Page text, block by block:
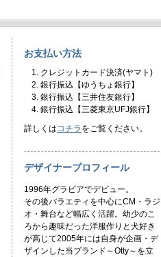
お支払い方法
クレジットカード決済(ヤマト)
銀行振込【ゆうちょ銀行】
銀行振込【三井住友銀行】
銀行振込【三菱東京UFJ銀行】
詳しくは コチラ をご覧ください。
デザイナープロフィール
1996年グラビアでデビュー。
その後バラエティを中心にCM・ラジ
オ・舞台など幅広く活躍。幼少のこ
ろから趣味だった洋服作りと犬好き
が高じて2005年には自身が企画・デ
ザインした当ブランド～Otty～を立